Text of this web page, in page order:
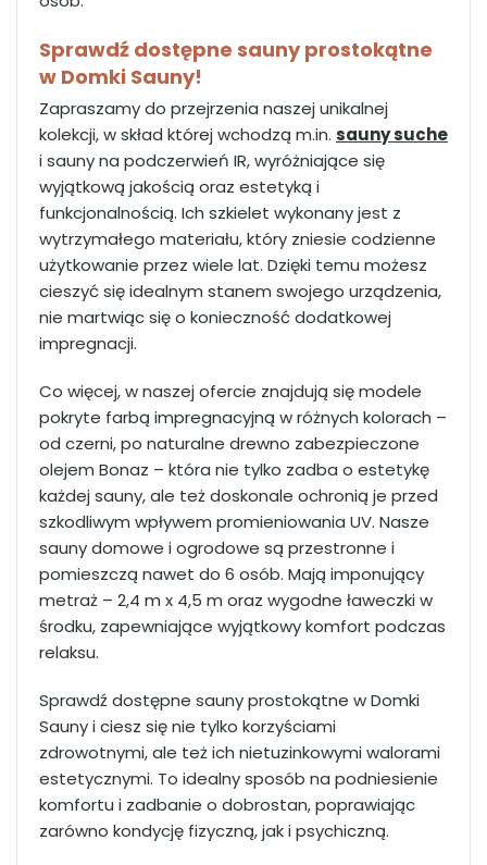
Sprawdź dostępne sauny prostokątne
w Domki Sauny!
Zapraszamy do przejrzenia naszej unikalnej
kolekcji, w skład której wchodzą m.in. sauny suche
i sauny na podczerwień IR, wyróżniające się
wyjątkową jakością oraz estetyką i
funkcjonalnością. Ich szkielet wykonany jest z
wytrzymałego materiału, który zniesie codzienne
użytkowanie przez wiele lat. Dzięki temu możesz
cieszyć się idealnym stanem swojego urządzenia,
nie martwiąc się o konieczność dodatkowej
impregnacji.
Co więcej, w naszej ofercie znajdują się modele
pokryte farbą impregnacyjną w różnych kolorach –
od czerni, po naturalne drewno zabezpieczone
olejem Bonaz – która nie tylko zadba o estetykę
każdej sauny, ale też doskonale ochronią je przed
szkodliwym wpływem promieniowania UV. Nasze
sauny domowe i ogrodowe są przestronne i
pomieszczą nawet do 6 osób. Mają imponujący
metraż – 2,4 m x 4,5 m oraz wygodne ławeczki w
środku, zapewniające wyjątkowy komfort podczas
relaksu.
Sprawdź dostępne sauny prostokątne w Domki
Sauny i ciesz się nie tylko korzyściami
zdrowotnymi, ale też ich nietuzinkowymi walorami
estetycznymi. To idealny sposób na podniesienie
komfortu i zadbanie o dobrostan, poprawiając
zarówno kondycję fizyczną, jak i psychiczną.